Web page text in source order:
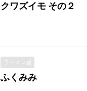
クワズイモ その２
ラーメン屋
ふくみみ